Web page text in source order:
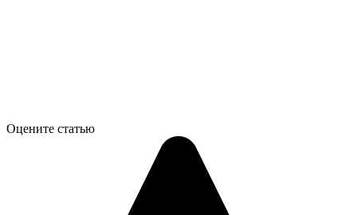
Оцените статью